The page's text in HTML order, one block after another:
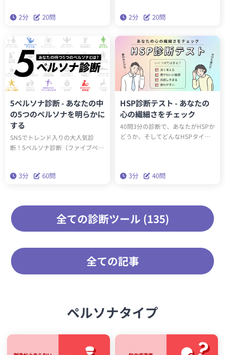
当たる診断です。クイズとは一味
はたしてあなたはサイコパスなの
でしょうか？
2分 20問
に合った生活スタイルを送ること
2分 20問
5ペルソナ診断 - あなたの中
の5つのペルソナを明らかに
する
SNSでトレンド入りの大人気診
断！5ペルソナ診断（ファイブペル
かります。精密性格分類理論「ビ
3分 60問
HSP診断テスト - あなたの
心の繊細さをチェック
40問3分の診断で、あなたがHSPか
どうか、そしてどんなHSPタイプ
生きやすくなります。
3分 40問
全ての診断ツール (135)
全ての記事
ペルソナタイプ